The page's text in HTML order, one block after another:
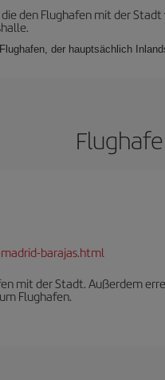
den Flughafen mit der
der hauptsächlich
barajas.html
mit der Stadt. Außerdem
Flughafen.